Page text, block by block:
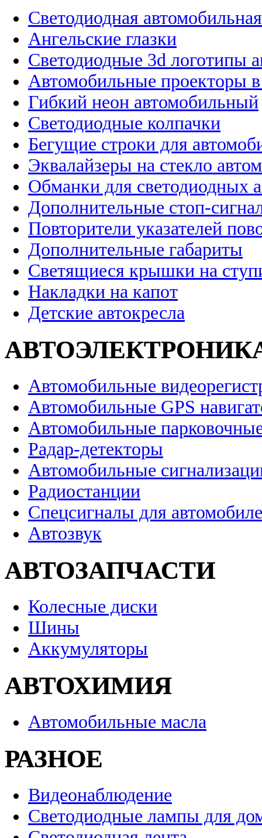
Светодиодная
Ангельские глазки
Светодиодные 3d логотипы
Автомобильные проекторы
Гибкий неон автомобильный
Светодиодные колпачки
Бегущие строки для
Эквалайзеры на стекло
Обманки для светодиодных
Дополнительные стоп-
Повторители указателей
Дополнительные габариты
Светящиеся крышки на
Накладки на капот
Детские автокресла
Автомобильные
Автомобильные GPS
Автомобильные
Радар-детекторы
Автомобильные
Радиостанции
Спецсигналы для
Автозвук
АВТОЗАПЧАСТИ
Колесные диски
Шины
Аккумуляторы
АВТОХИМИЯ
Автомобильные масла
РАЗНОЕ
Видеонаблюдение
Светодиодные лампы для